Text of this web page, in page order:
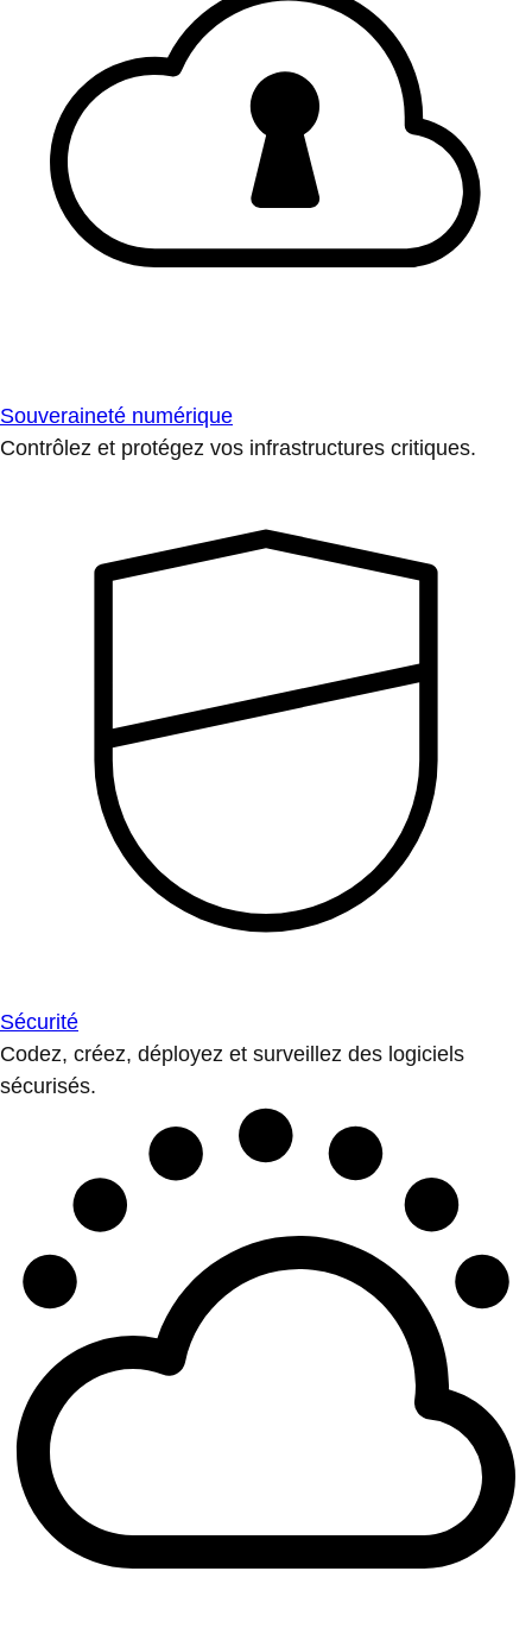
Souveraineté numérique
Contrôlez et protégez vos infrastructures critiques.
Sécurité
Codez, créez, déployez et surveillez des logiciels
sécurisés.